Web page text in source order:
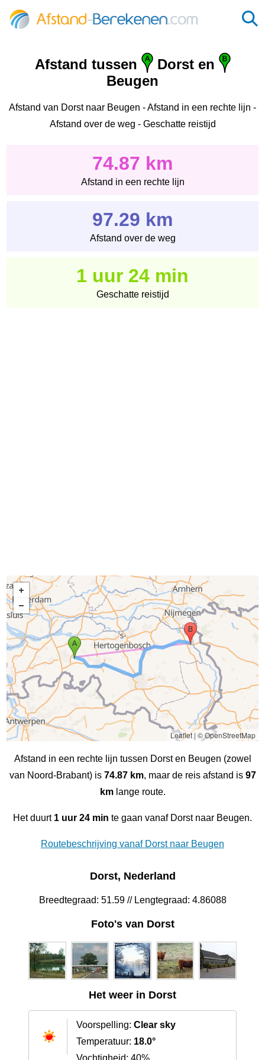
Afstand tussen
Dorst en
Beugen
Afstand van Dorst naar Beugen - Afstand in een rechte lijn -
Afstand over de weg - Geschatte reistijd
74.87 km
Afstand in een rechte lijn
97.29 km
Afstand over de weg
1 uur 24 min
Geschatte reistijd
Leaflet| © OpenStreetMap
Afstand in een rechte lijn tussen Dorst en Beugen (zowel
van Noord-Brabant) is 74.87 km, maar de reis afstand is 97
kmlange route.
Het duurt 1 uur 24 min te gaan vanaf Dorst naar Beugen.
Routebeschrijving vanaf Dorst naar Beugen
Dorst, Nederland
Breedtegraad: 51.59 // Lengtegraad: 4.86088
Foto's van Dorst
Het weer in Dorst
Voorspelling: Clear sky
Temperatuur: 18.0°